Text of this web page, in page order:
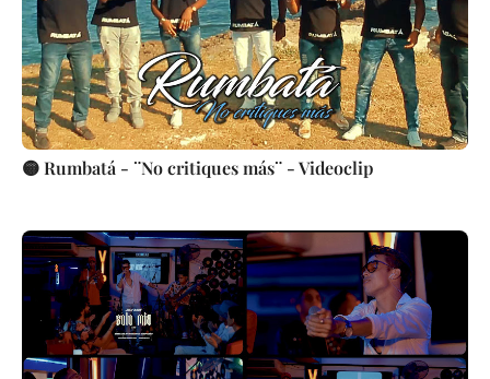
🟡 Rumbatá - ¨No critiques más¨ - Videoclip